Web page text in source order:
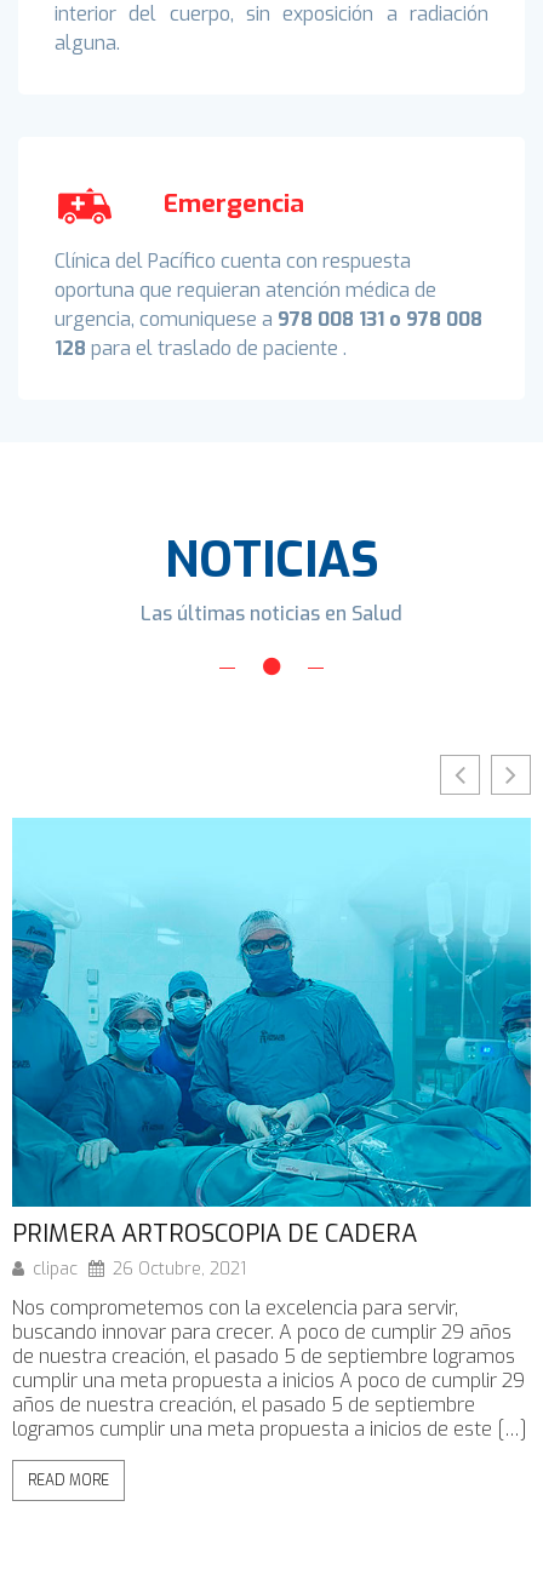
interior del cuerpo, sin exposición a radiación
alguna.
Emergencia
Clínica del Pacífico cuenta con respuesta
oportuna que requieran atención médica de
urgencia, comuniquese a 978 008 131 o 978 008
128 para el traslado de paciente .
NOTICIAS
Las últimas noticias en Salud
BENEFICIOS DE LA CIRUGÍA ARTROSCÓPICA
clipac 26 Octubre, 2021
La artroscopia es una técnica quirúrgica mínimamente
invasiva, caracterizada por la introducción, mediante
pequeñas incisiones, de una cámara (artroscopio) que
permite visualizar la totalidad de la articulación de manera
completa. Visite los suguientes Links de Información:
https://fb.watch/8MxrwGlL8c
https://fb.watch/8MxvRfbmod
READ MORE